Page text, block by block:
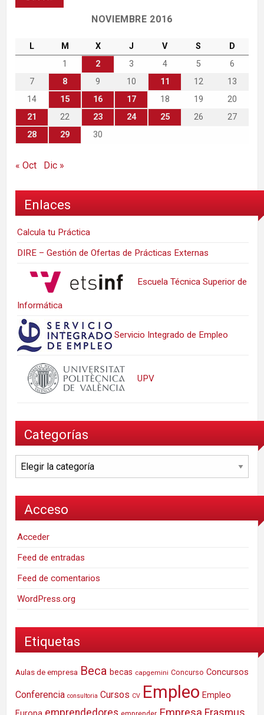
NOVIEMBRE 2016
L M X J V S
D
1
2 3 4 5
6
7
8 9 10 11 12
13
14
15 16 17 18 19
20
21
22 23 24 25 26
27
28
29 30
« Oct Dic »
Enlaces
Calcula tu Práctica
DIRE – Gestión de Ofertas de Prácticas Externas
Escuela Técnica Superior de
Informática
Servicio Integrado de Empleo
UPV
Categorías
Categorías
Acceso
Acceder
Feed de entradas
Feed de comentarios
WordPress.org
Etiquetas
Aulas de empresa Beca becas capgemini Concurso Concursos
Conferencia consultoria Cursos CV Empleo Empleo
emprendedores Erasmus